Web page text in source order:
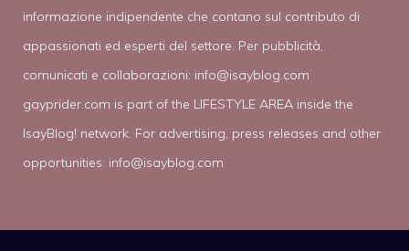
informazione indipendente che contano sul contributo di
appassionati ed esperti del settore. Per pubblicità,
comunicati e collaborazioni: info@isayblog.com
gayprider.com is part of the LIFESTYLE AREA inside the
IsayBlog! network. For advertising, press releases and other
opportunities: info@isayblog.com